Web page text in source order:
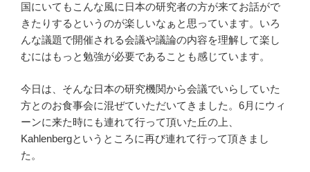
国にいてもこんな風に日本の研究者の方が来てお話がで
きたりするというのが楽しいなぁと思っています。いろ
んな議題で開催される会議や議論の内容を理解して楽し
むにはもっと勉強が必要であることも感じています。
今日は、そんな日本の研究機関から会議でいらしていた
方とのお食事会に混ぜていただいてきました。6月にウィ
ーンに来た時にも連れて行って頂いた丘の上、
Kahlenbergというところに再び連れて行って頂きまし
た。